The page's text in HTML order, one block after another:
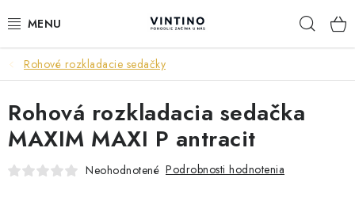
na
NÁBYTOK
VÝPREDAJ
ZÁVESNÉ HOJDACIE KRESLÁ
Rohové rozkladacie sedačky
Rohová rozkladacia sedačka
MAXIM MAXI P antracit
Neohodnotené Podrobnosti hodnotenia